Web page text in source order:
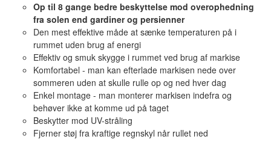
Op til 8 gange bedre beskyttelse mod overophedning
fra solen end gardiner og persienner
Den mest effektive måde at sænke temperaturen på i
rummet uden brug af energi
Effektiv og smuk skygge i rummet ved brug af markise
Komfortabel - man kan efterlade markisen nede over
sommeren uden at skulle rulle op og ned hver dag
Enkel montage - man monterer markisen indefra og
behøver ikke at komme ud på taget
Beskytter mod UV-stråling
Fjerner støj fra kraftige regnskyl når rullet ned